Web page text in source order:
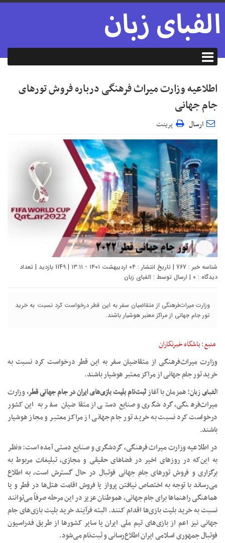
اطلاعیه وزارت میراث فرهنگی درباره فروش تور‌های
جام جهانی
ارسال پرینت
شناسه خبر : 767 | تاریخ انتشار : ۰۴ اردیبهشت ۱۴۰۱ - ۱۳:۱۱ | 1149 بازدید | تعداد
دیدگاه : 0 | ارسال توسط : الفبای زبان
وزارت میراث‌فرهنگی از متقاضیان سفر به این قطر درخواست کرد نسبت به خرید
تور جام جهانی از مراکز معتبر هوشیار باشند.
منبع: باشگاه خبرنگاران
وزارت میراث‌فرهنگی از متقاضیان سفر به این قطر درخواست کرد نسبت به
خرید تور جام جهانی از مراکز معتبر هوشیار باشند.
الفبای زبان؛ همزمان با آغازثبت‌نام بلیت بازی‌های ایران در جام جهانی قطر،وزارت
میراث‌فرهنگی، گردشگری و صنایع‌دستی از متقاضیان سفر به این کشور
درخواست کرد نسبت به خرید تور جام جهانی از مراکز معتبر و مجاز هوشیار
باشند.
در اطلاعیه وزارت میراث فرهنگی، گردشگری و صنایع دستی آمده است: «نظر
به این‌که در روز‌های اخیر در فضا‌های حقیقی و مجازی، تبلیغات مربوط به
برگزاری و فروش تور‌های جام جهانی فوتبال در حال گسترش است، به اطلاع
می‌رساند با توجه به اختصاص نیافتن پرواز یا فروش اقامت هتل‌ها در قطر و یا
هماهنگی راهنما‌ها برای جام جهانی، هموطنان عزیز در این مرحله صرفاً می‌توانند
نسبت به خرید بلیت بازی‌ها اقدام کنند. البته فرآیند خرید بلیت بازی‌های جام
جهانی نیز اعم از بازی‌های تیم ملی ایران یا سایر کشور‌ها از طریق فدراسیون
فوتبال جمهوری اسلامی ایران اطلاع‌رسانی و ثبت‌نام می‌شود.